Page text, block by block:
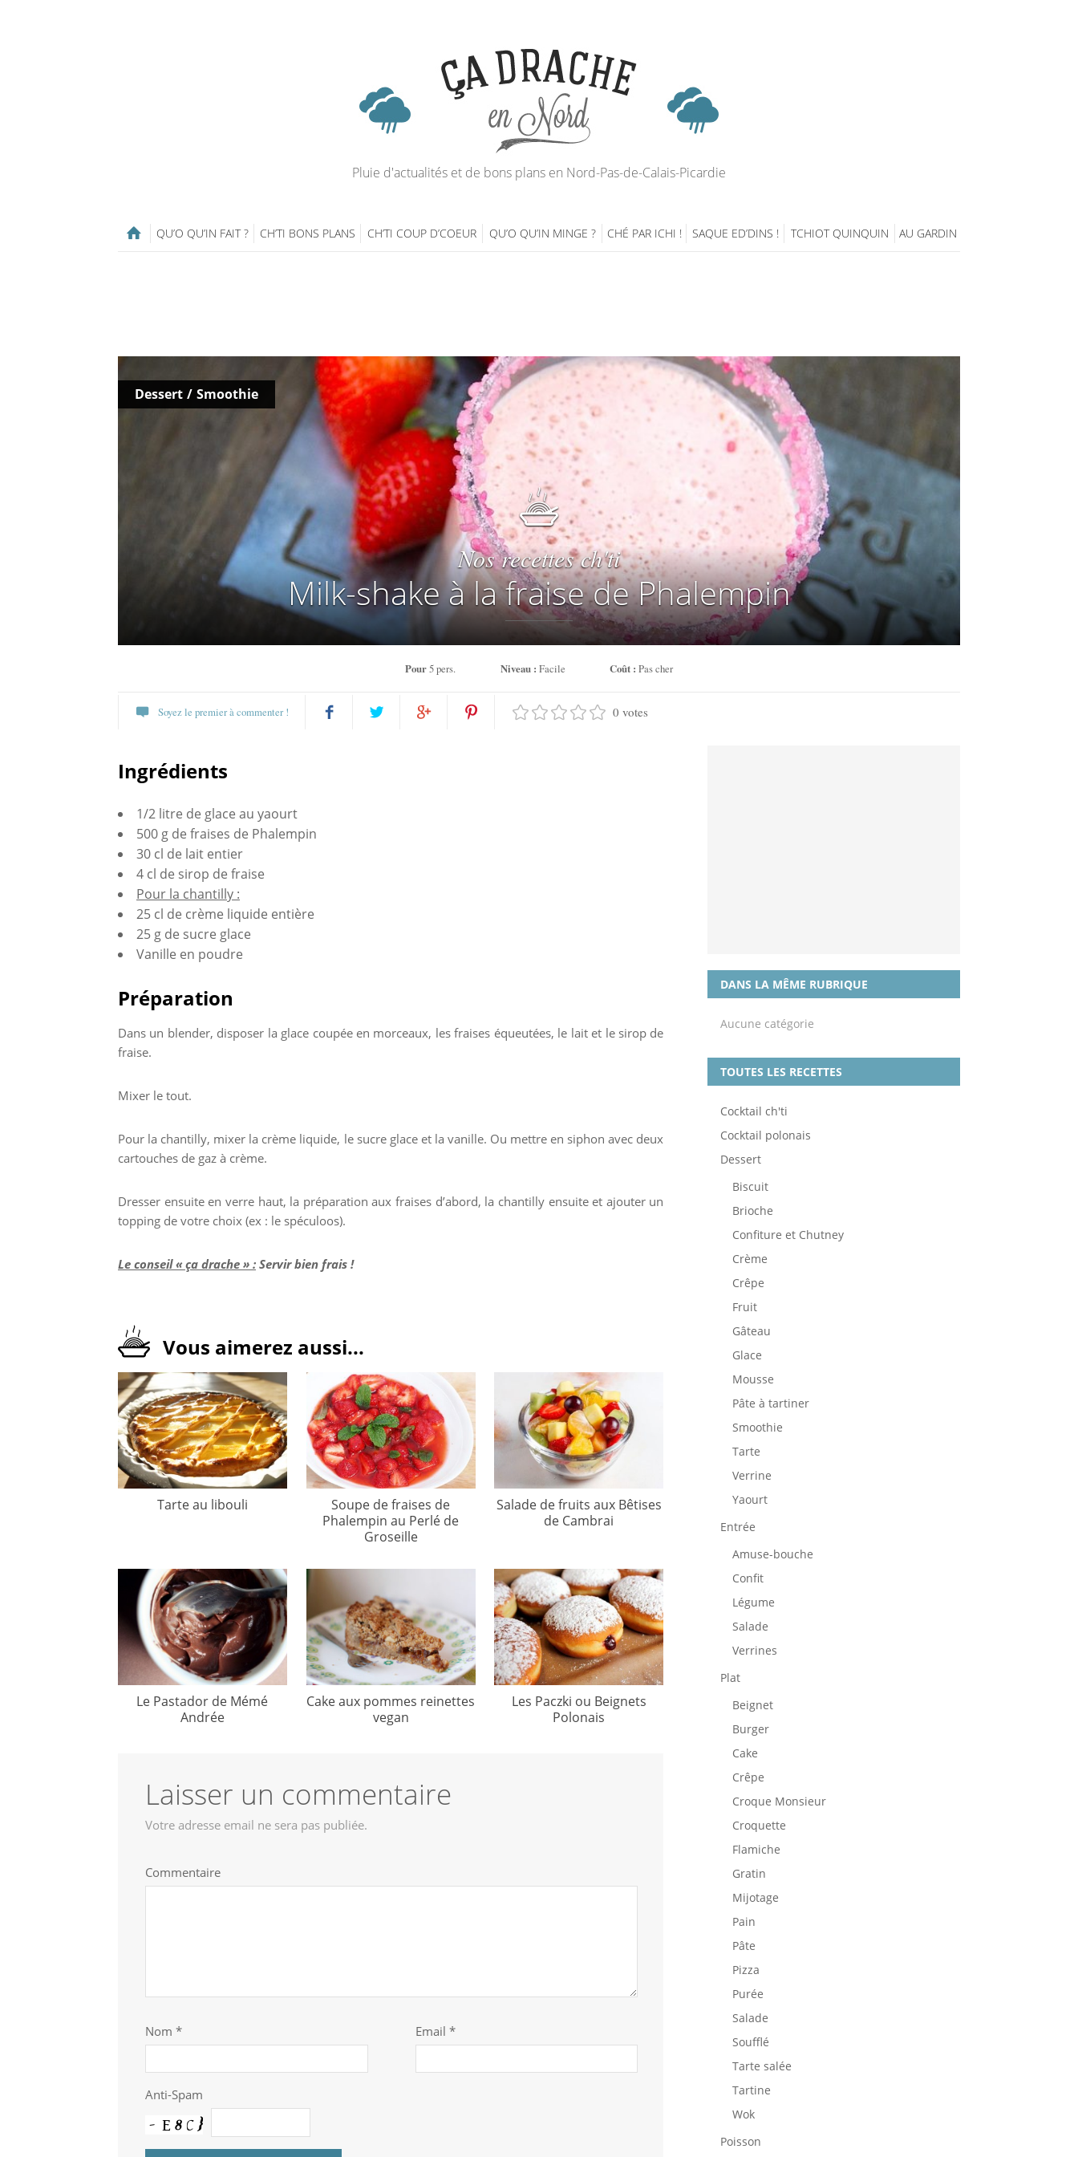
Pluie d'actualités et de bons plans en Nord-Pas-de-Calais-Picardie
QU’O QU’IN FAIT ? CH’TI BONS PLANS CH’TI COUP D’COEUR QU’O QU’IN MINGE ? CHÉ PAR ICHI ! SAQUE ED’DINS ! TCHIOT QUINQUIN AU GARDIN
Dessert / Smoothie
Nos recettes ch'ti
Milk-shake à la fraise de Phalempin
Pour5 pers. Niveau : Facile Coût : Pas cher
Soyez le premier à commenter ! 0 votes
Ingrédients
1/2 litre de glace au yaourt
500 g de fraises de Phalempin
30 cl de lait entier
4 cl de sirop de fraise
Pour la chantilly :
25 cl de crème liquide entière
25 g de sucre glace
Vanille en poudre
Préparation
Dans un blender, disposer la glace coupée en morceaux, les fraises équeutées, le lait et le sirop de
fraise.
Mixer le tout.
Pour la chantilly, mixer la crème liquide, le sucre glace et la vanille. Ou mettre en siphon avec deux
cartouches de gaz à crème.
Dresser ensuite en verre haut, la préparation aux fraises d’abord, la chantilly ensuite et ajouter un
topping de votre choix (ex : le spéculoos).
Le conseil « ça drache » : Servir bien frais !
Vous aimerez aussi...
Tarte au libouli
Soupe de fraises de
Phalempin au Perlé de
Groseille
Salade de fruits aux Bêtises
de Cambrai
Le Pastador de Mémé
Andrée
Cake aux pommes reinettes
vegan
Les Paczki ou Beignets
Polonais
Laisser un commentaire
Votre adresse email ne sera pas publiée.
Commentaire
Nom* Email *
Anti-Spam
DANS LA MÊME RUBRIQUE
Aucune catégorie
TOUTES LES RECETTES
Cocktail ch'ti
Cocktail polonais
Dessert
Biscuit
Brioche
Confiture et Chutney
Crème
Crêpe
Fruit
Gâteau
Glace
Mousse
Pâte à tartiner
Smoothie
Tarte
Verrine
Yaourt
Entrée
Amuse-bouche
Confit
Légume
Salade
Verrines
Plat
Beignet
Burger
Cake
Crêpe
Croque Monsieur
Croquette
Flamiche
Gratin
Mijotage
Pain
Pâte
Pizza
Purée
Salade
Soufflé
Tarte salée
Tartine
Wok
Poisson